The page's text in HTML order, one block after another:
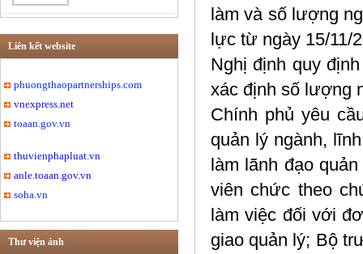
Tư vấn luật Thương
Hôn nhân và Gia đình
Liên kết website
phuongthaopartnerships.com
vnexpress.net
toaan.gov.vn
thuvienphapluat.vn
anle.toaan.gov.vn
soha.vn
Thư viện ảnh
làm và số lượng
lực từ ngày 15/11/
Nghị định quy
xác định số lượng
Chính phủ yêu
quản lý ngành,
làm lãnh đạo
viên chức theo
làm việc đối với
giao quản lý; Bộ